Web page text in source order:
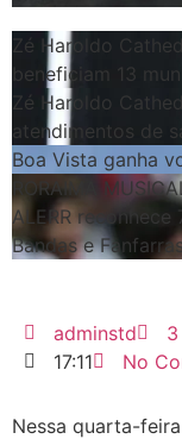
Zé Haroldo
beneficiam 13
Zé Haroldo
atendimentos de
Boa Vista ganha
RORAIMA
ALERR
Bandas e
adminstd
17:11
No
Nessa quarta-